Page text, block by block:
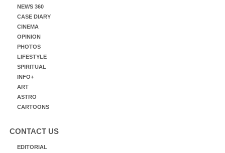
NEWS 360
CASE DIARY
CINEMA
OPINION
PHOTOS
LIFESTYLE
SPIRITUAL
INFO+
ART
ASTRO
CARTOONS
CONTACT US
EDITORIAL